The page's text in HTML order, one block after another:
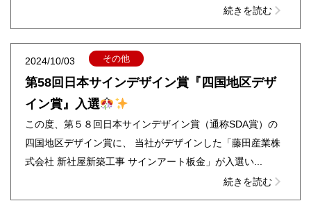
続きを読む
2024/10/03 その他
第58回日本サインデザイン賞『四国地区デザ
イン賞』入選
この度、第５８回日本サインデザイン賞（通称SDA賞）の
四国地区デザイン賞に、 当社がデザインした「藤田産業株
式会社 新社屋新築工事 サインアート板金」が入選い...
続きを読む